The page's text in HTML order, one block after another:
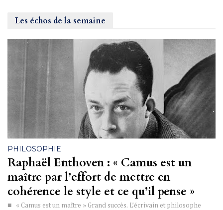
Les échos de la semaine
PHILOSOPHIE
Raphaël Enthoven : « Camus est un
maître par l’effort de mettre en
cohérence le style et ce qu’il pense »
■ « Camus est un maître » Grand succès. L’écrivain et philosophe